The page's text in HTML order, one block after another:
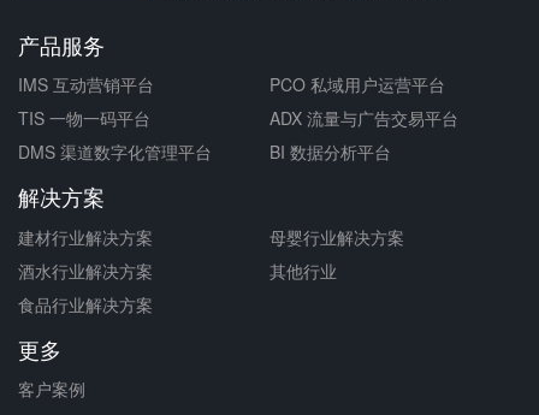
产品服务
IMS 互动营销平台
PCO 私域用户运营平台
TIS 一物一码平台
ADX 流量与广告交易平台
DMS 渠道数字化管理平台
BI 数据分析平台
解决方案
建材行业解决方案
母婴行业解决方案
酒水行业解决方案
其他行业
食品行业解决方案
更多
客户案例